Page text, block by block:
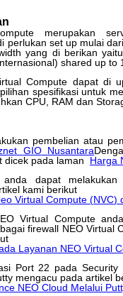
merupakan
perlukan set up mulai dari
yang di berikan yaitu
) shared up to
Compute dapat di
pilihan spesifikasi untuk
CPU RAM dan
pembelian atau
GIO Nusantara
dicek pada laman Harga
anda dapat melakukan
kami berikut
Virtual Compute (NVC)
Virtual Compute anda
firewall NEO Virtual
Layanan NEO Virtual
Port 22 pada Security
mengacu pada artikel
NEO Cloud Melalui